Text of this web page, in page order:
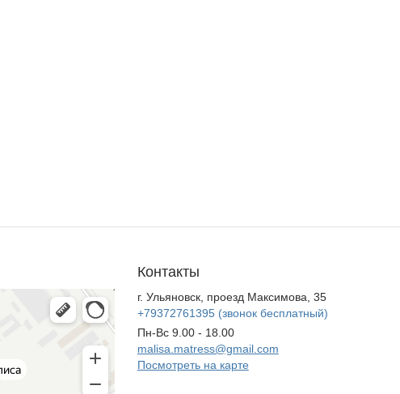
Контакты
г. Ульяновск, проезд Максимова, 35
+79372761395(звонок бесплатный)
Пн-Вс 9.00 - 18.00
malisa.matress@gmail.com
Посмотреть на карте